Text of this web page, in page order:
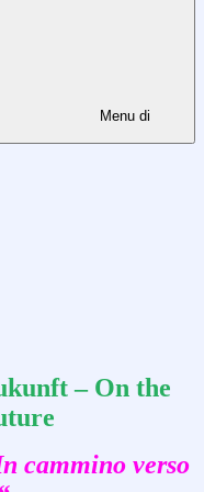
Menu di
– On the
cammino verso